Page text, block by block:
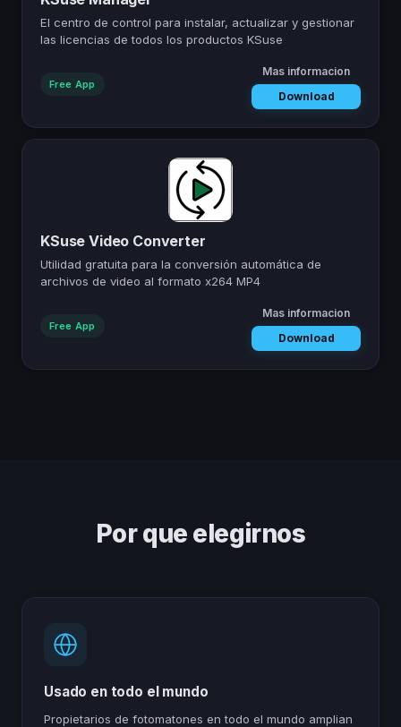
El centro de control para instalar, actualizar y gestionar
las licencias de todos los productos KSuse
Free App
Mas informacion
— KSuse
Download
KSuse Video Converter
Utilidad gratuita para la conversión automática de
archivos de video al formato x264 MP4
Free App
Mas informacion
— KSuse Video
Download
Por que elegirnos
Usado en todo el mundo
Propietarios de fotomatones en todo el mundo amplian